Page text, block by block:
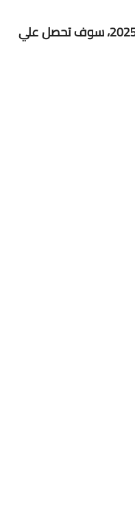
عند القبول في السفر الي النمسا 2025، سوف تحصل علي